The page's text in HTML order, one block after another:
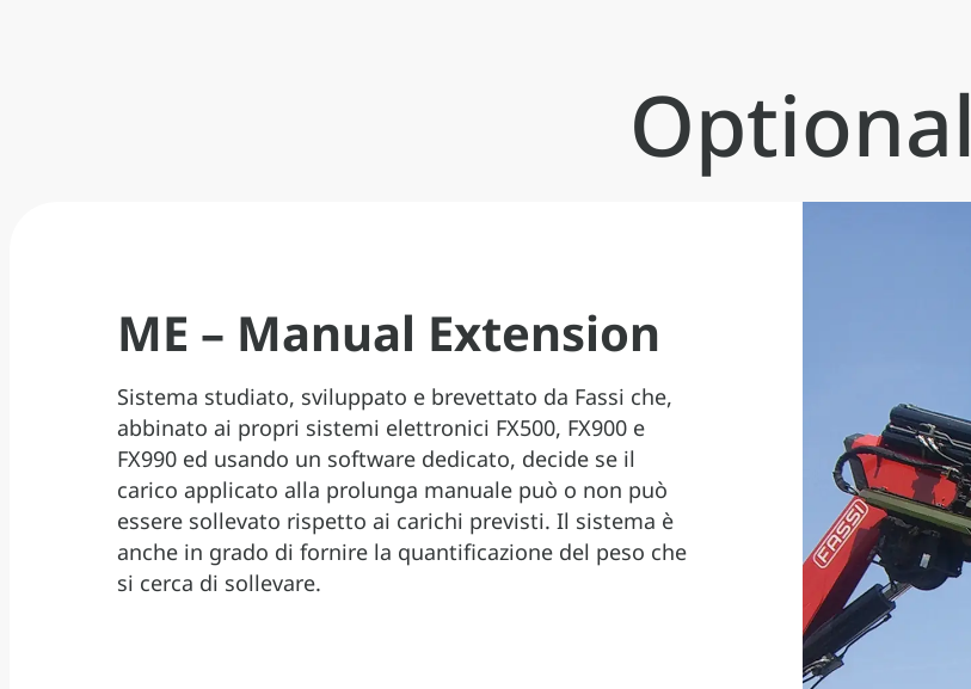
sollecitazioni strutturali sulla gru e
sul telaio/controtelaio del veicolo.
Optional
ME – Manual Extension
Sistema studiato, sviluppato e brevettato da Fassi che,
abbinato ai propri sistemi elettronici FX500, FX900 e
FX990 ed usando un software dedicato, decide se il
carico applicato alla prolunga manuale può o non può
essere sollevato rispetto ai carichi previsti. Il sistema è
anche in grado di fornire la quantificazione del peso che
si cerca di sollevare.